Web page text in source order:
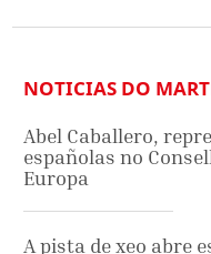
NOTICIAS DO
Abel Caballero,
españolas no
Europa
A pista de xeo abre